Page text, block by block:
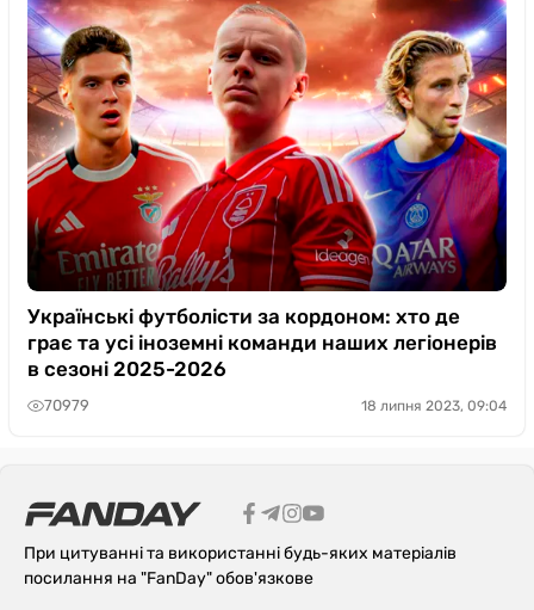
Українські футболісти за кордоном: хто де
грає та усі іноземні команди наших легіонерів
в сезоні 2025-2026
70979 18 липня 2023, 09:04
При цитуванні та використанні будь-яких матеріалів
посилання на "FanDay" обов'язкове